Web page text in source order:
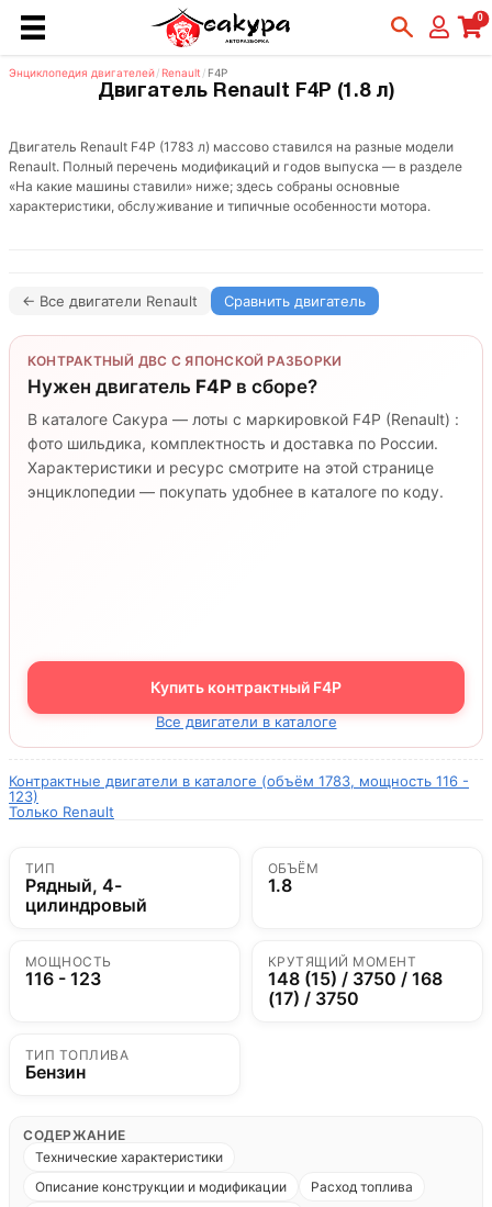
0
Энциклопедия двигателей/ Renault / F4P
Двигатель Renault F4P (1.8 л)
Двигатель Renault F4P (1783 л) массово ставился на разные модели
Renault. Полный перечень модификаций и годов выпуска — в разделе
«На какие машины ставили» ниже; здесь собраны основные
характеристики, обслуживание и типичные особенности мотора.
← Все двигатели Renault Сравнить двигатель
КОНТРАКТНЫЙ ДВС С ЯПОНСКОЙ РАЗБОРКИ
Нужен двигатель F4P в сборе?
В каталоге Сакура — лоты с маркировкой F4P (Renault) :
фото шильдика, комплектность и доставка по России.
Характеристики и ресурс смотрите на этой странице
энциклопедии — покупать удобнее в каталоге по коду.
Купить контрактный F4P
Все двигатели в каталоге
Контрактные двигатели в каталоге (объём 1783, мощность 116 -
123)
Только Renault
ТИП
Рядный, 4-
цилиндровый
ОБЪЁМ
1.8
МОЩНОСТЬ
116 - 123
КРУТЯЩИЙ МОМЕНТ
148 (15) / 3750 / 168
(17) / 3750
ТИП ТОПЛИВА
Бензин
СОДЕРЖАНИЕ
Технические характеристики
Описание конструкции и модификации
Расход топлива